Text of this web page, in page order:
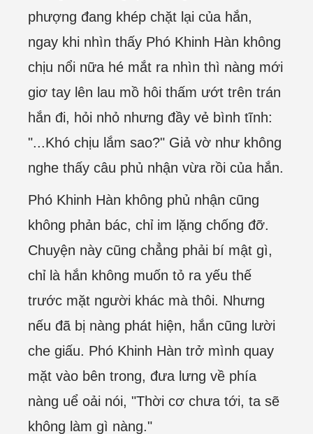
phượng đang khép chặt lại của hắn,
ngay khi nhìn thấy Phó Khinh Hàn không
chịu nổi nữa hé mắt ra nhìn thì nàng mới
giơ tay lên lau mồ hôi thấm ướt trên trán
hắn đi, hỏi nhỏ nhưng đầy vẻ bình tĩnh:
"...Khó chịu lắm sao?" Giả vờ như không
nghe thấy câu phủ nhận vừa rồi của hắn.
Phó Khinh Hàn không phủ nhận cũng
không phản bác, chỉ im lặng chống đỡ.
Chuyện này cũng chẳng phải bí mật gì,
chỉ là hắn không muốn tỏ ra yếu thế
trước mặt người khác mà thôi. Nhưng
nếu đã bị nàng phát hiện, hắn cũng lười
che giấu. Phó Khinh Hàn trở mình quay
mặt vào bên trong, đưa lưng về phía
nàng uể oải nói, "Thời cơ chưa tới, ta sẽ
không làm gì nàng."